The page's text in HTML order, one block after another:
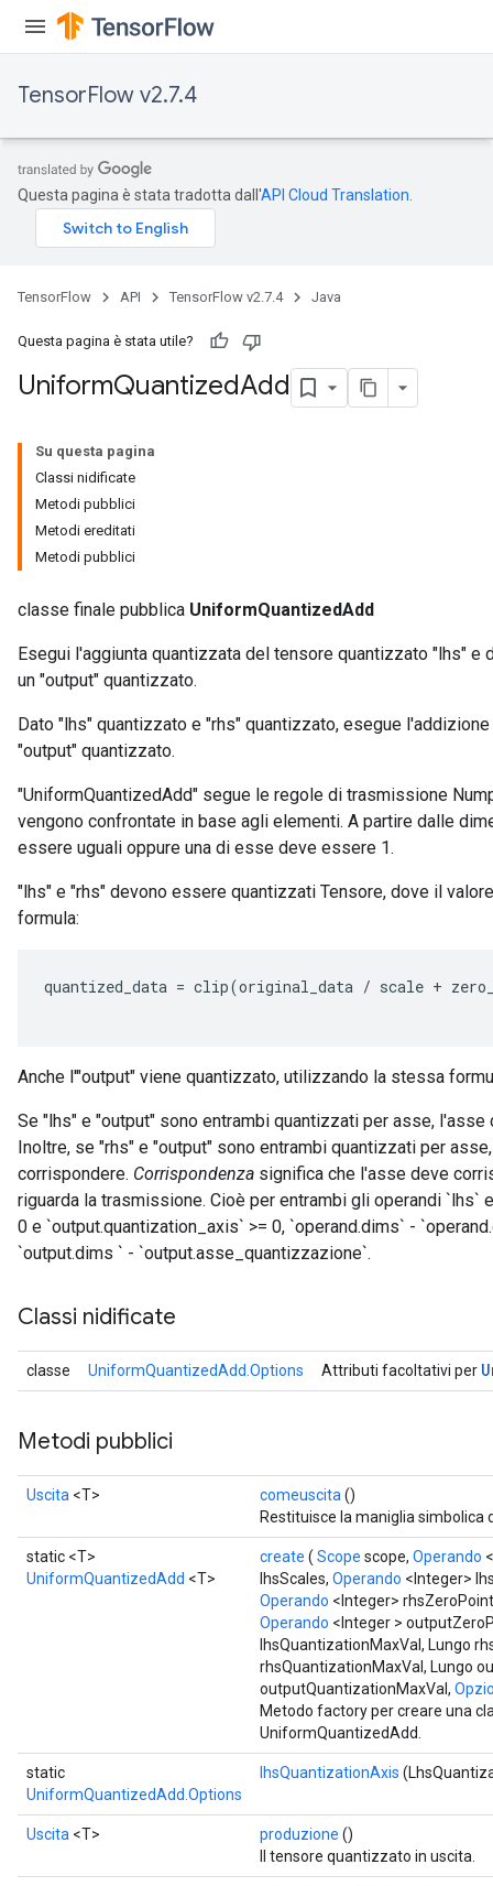
TensorFlow v2.7.4
Questa pagina è stata tradotta dall'API Cloud Translation
TensorFlow API TensorFlow v2.7.4 Java
Questa pagina è stata utile?
UniformQuantizedAdd
Su questa pagina
Classi nidificate
Metodi pubblici
Metodi ereditati
Metodi pubblici
classe finale pubblica UniformQuantizedAdd
Esegui l'aggiunta quantizzata del tensore quantizzato "lhs"
un "output" quantizzato.
Dato "lhs" quantizzato e "rhs" quantizzato, esegue
"output" quantizzato.
"UniformQuantizedAdd" segue le regole di trasmissione
vengono confrontate in base agli elementi. A partire dalle
essere uguali oppure una di esse deve essere 1.
"lhs" e "rhs" devono essere quantizzati Tensore, dove il
formula:
quantized_data = clip(original_data / scale +
Anche l'"output" viene quantizzato, utilizzando la stessa
Se "lhs" e "output" sono entrambi quantizzati per asse,
Inoltre, se "rhs" e "output" sono entrambi quantizzati per
corrispondere. Corrispondenza significa che l'asse deve
riguarda la trasmissione. Cioè per entrambi gli operandi `lhs`
0 e `output.quantization_axis` >= 0, `operand.dims` -
`output.dims ` - `output.asse_quantizzazione`.
Classi nidificate
classe UniformQuantizedAdd.Options Attributi facoltativi per
Metodi pubblici
Uscita <T> comeuscita ()
Restituisce la maniglia simbolica
static <T>
UniformQuantizedAdd <T>
create ( Scope scope, Operando
lhsScales, Operando <Integer>
Operando <Integer>
Operando <Integer >
lhsQuantizationMaxVal, Lungo
rhsQuantizationMaxVal, Lungo
outputQuantizationMaxVal,
Metodo factory per creare una
UniformQuantizedAdd.
static
UniformQuantizedAdd.Options
lhsQuantizationAxis
Uscita <T> produzione ()
Il tensore quantizzato in uscita.